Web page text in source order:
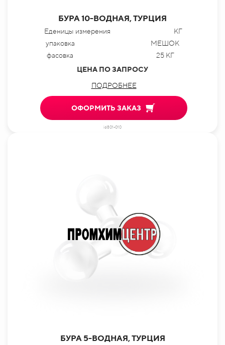
БУРА 10-ВОДНАЯ, ТУРЦИЯ
Еденицы измерения
КГ
упаковка
МЕШОК
фасовка
25 КГ
ЦЕНА ПО ЗАПРОСУ
ПОДРОБНЕЕ
ОФОРМИТЬ ЗАКАЗ
id801-010
БУРА 5-ВОДНАЯ, ТУРЦИЯ